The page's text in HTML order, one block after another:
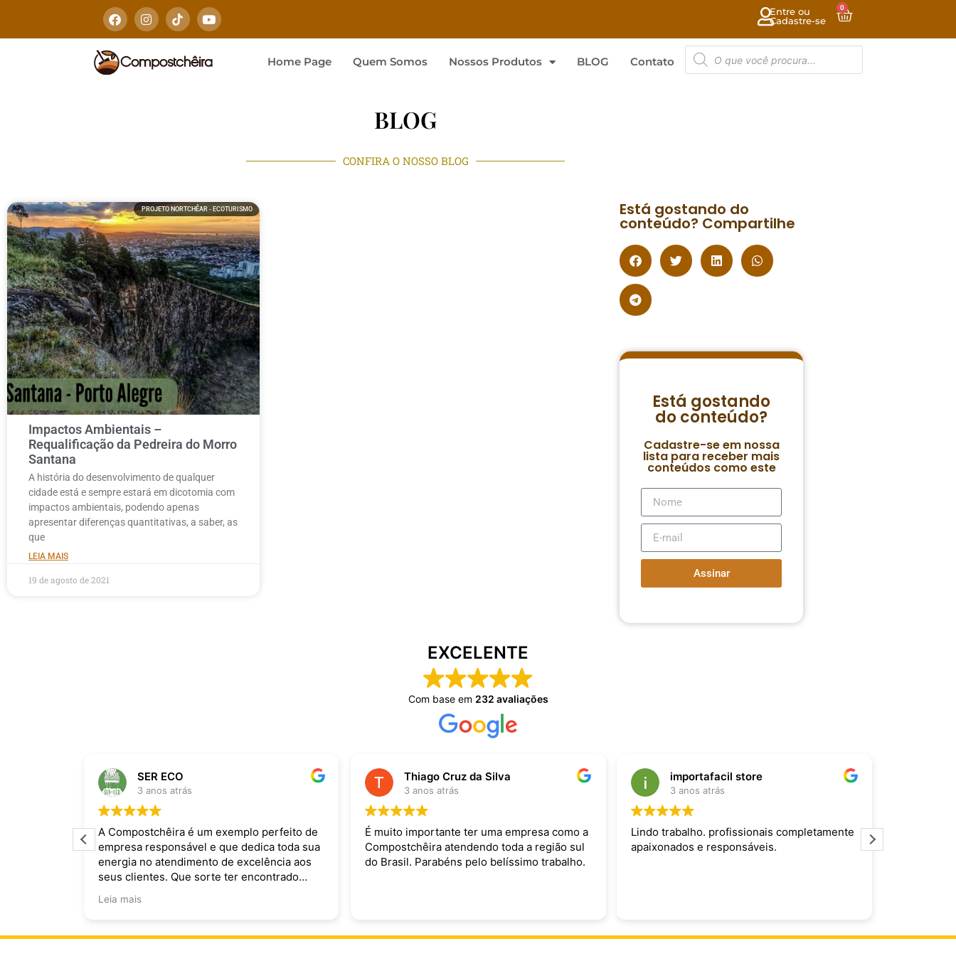
Entre ou
Cadastre-se
0
Home Page Quem Somos Nossos Produtos BLOG Contato
BLOG
CONFIRA O NOSSO BLOG
PROJETO NORTCHÊAR - ECOTURISMO
Impactos Ambientais –
Requalificação da Pedreira do Morro
Santana
A história do desenvolvimento de qualquer
cidade está e sempre estará em dicotomia com
impactos ambientais, podendo apenas
apresentar diferenças quantitativas, a saber, as
que
LEIA MAIS
19 de agosto de 2021
Está gostando do
conteúdo? Compartilhe
Está gostando
do conteúdo?
Cadastre-se em nossa
lista para receber mais
conteúdos como este
Assinar
EXCELENTE
Com base em 232 avaliações
SER ECO
3 anos atrás
A Compostchêira é um exemplo perfeito de
empresa responsável e que dedica toda sua
energia no atendimento de excelência aos
seus clientes. Que sorte ter encontrado
Leia mais
Thiago Cruz da Silva
3 anos atrás
É muito importante ter uma empresa como a
Compostchêira atendendo toda a região sul
do Brasil. Parabéns pelo belíssimo trabalho.
importafacil store
3 anos atrás
Lindo trabalho. profissionais completamente
apaixonados e responsáveis.